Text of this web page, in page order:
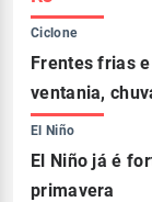
Ciclone
Frentes frias
ventania,
El Niño
El Niño já é
primavera